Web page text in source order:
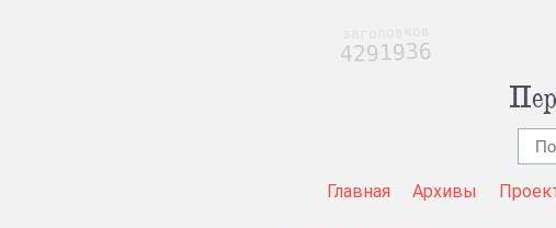
Главная Архивы
4291936